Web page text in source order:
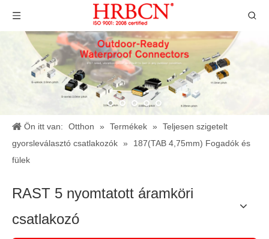
Ön itt van: Otthon » Termékek »
Teljesen szigetelt
gyorsleválasztó csatlakozók »
187(TAB 4,75mm) Fogadók és
fülek
RAST 5 nyomtatott áramköri
csatlakozó